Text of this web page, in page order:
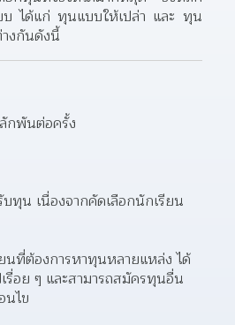
ได้แก่ ทุนแบบให้เปล่า และ ทุน
งกันดังนี้
กพันต่อครั้ง
ทุน เนื่องจากคัดเลือกนักเรียน
นที่ต้องการหาทุนหลายแหล่ง ได้
รื่อย ๆ และสามารถสมัครทุนอื่น
นไข